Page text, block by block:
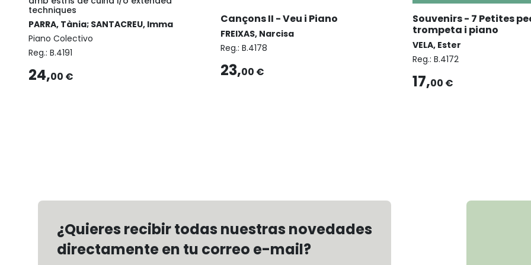
techniques
PARRA, Tània; SANTACREU, Imma
Piano Colectivo
Reg.: B.4191
24,00 €
Cançons II - Veu i Piano
FREIXAS, Narcisa
Reg.: B.4178
23,00 €
Souvenirs - 7 Petites
trompeta i piano
VELA, Ester
Reg.: B.4172
17,00 €
¿Quieres recibir todas nuestras novedades
directamente en tu correo e-mail?